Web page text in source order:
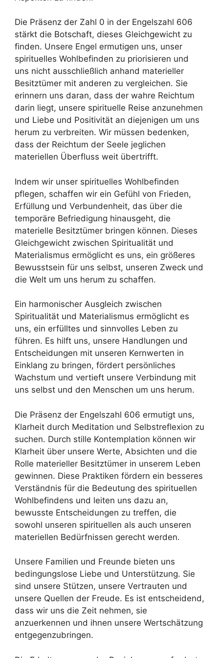
Die Präsenz der Zahl 0 in der Engelszahl 606
stärkt die Botschaft, dieses Gleichgewicht zu
finden. Unsere Engel ermutigen uns, unser
spirituelles Wohlbefinden zu priorisieren und
uns nicht ausschließlich anhand materieller
Besitztümer mit anderen zu vergleichen. Sie
erinnern uns daran, dass der wahre Reichtum
darin liegt, unsere spirituelle Reise anzunehmen
und Liebe und Positivität an diejenigen um uns
herum zu verbreiten. Wir müssen bedenken,
dass der Reichtum der Seele jeglichen
materiellen Überfluss weit übertrifft.
Indem wir unser spirituelles Wohlbefinden
pflegen, schaffen wir ein Gefühl von Frieden,
Erfüllung und Verbundenheit, das über die
temporäre Befriedigung hinausgeht, die
materielle Besitztümer bringen können. Dieses
Gleichgewicht zwischen Spiritualität und
Materialismus ermöglicht es uns, ein größeres
Bewusstsein für uns selbst, unseren Zweck und
die Welt um uns herum zu schaffen.
Ein harmonischer Ausgleich zwischen
Spiritualität und Materialismus ermöglicht es
uns, ein erfülltes und sinnvolles Leben zu
führen. Es hilft uns, unsere Handlungen und
Entscheidungen mit unseren Kernwerten in
Einklang zu bringen, fördert persönliches
Wachstum und vertieft unsere Verbindung mit
uns selbst und den Menschen um uns herum.
Die Präsenz der Engelszahl 606 ermutigt uns,
Klarheit durch Meditation und Selbstreflexion zu
suchen. Durch stille Kontemplation können wir
Klarheit über unsere Werte, Absichten und die
Rolle materieller Besitztümer in unserem Leben
gewinnen. Diese Praktiken fördern ein besseres
Verständnis für die Bedeutung des spirituellen
Wohlbefindens und leiten uns dazu an,
bewusste Entscheidungen zu treffen, die
sowohl unseren spirituellen als auch unseren
materiellen Bedürfnissen gerecht werden.
Unsere Familien und Freunde bieten uns
bedingungslose Liebe und Unterstützung. Sie
sind unsere Stützen, unsere Vertrauten und
unsere Quellen der Freude. Es ist entscheidend,
dass wir uns die Zeit nehmen, sie
anzuerkennen und ihnen unsere Wertschätzung
entgegenzubringen.